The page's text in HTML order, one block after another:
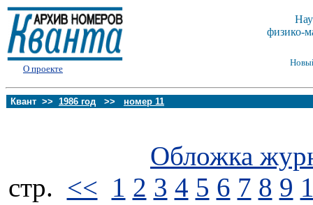
О проекте
физико-
Квант >> 1986 год >> номер 11
Обложка
стp. << 1 2 3 4 5 6 7 8 9